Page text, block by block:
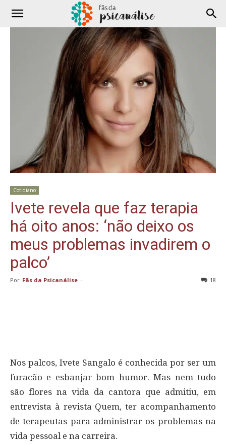
Cotidiano
Ivete revela que faz terapia
há oito anos: ‘não deixo os
meus problemas invadirem o
palco’
Por Fãs da Psicanálise - 18
Nos palcos, Ivete Sangalo é conhecida por ser um
furacão e esbanjar bom humor. Mas nem tudo
são flores na vida da cantora que admitiu, em
entrevista à revista Quem, ter acompanhamento
de terapeutas para administrar os problemas na
vida pessoal e na carreira.